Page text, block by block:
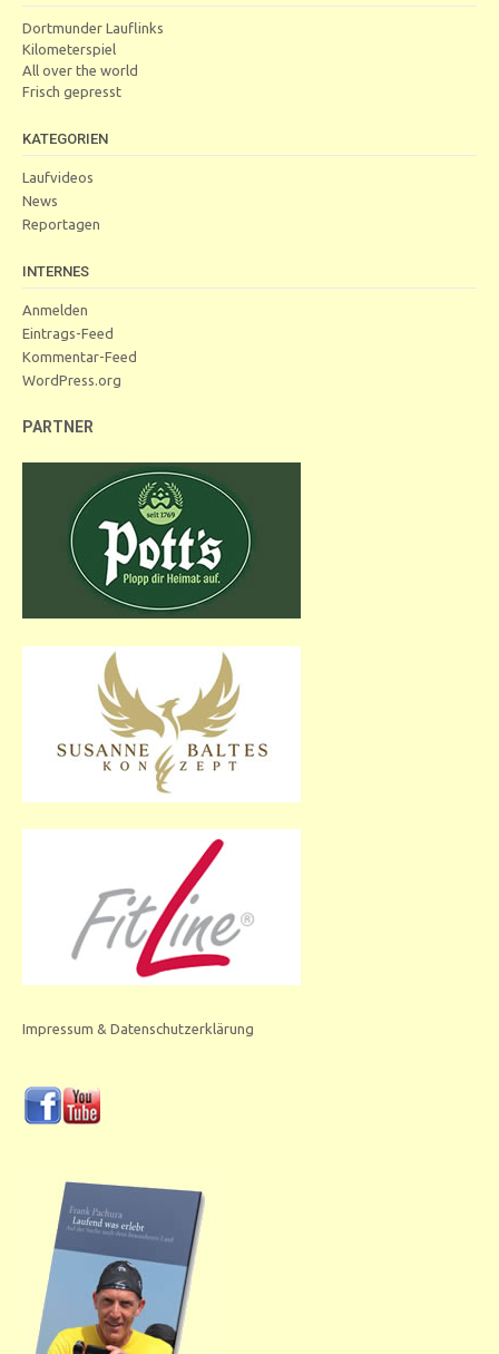
Dortmunder Lauflinks
Kilometerspiel
All over the world
Frisch gepresst
KATEGORIEN
Laufvideos
News
Reportagen
INTERNES
Anmelden
Eintrags-Feed
Kommentar-Feed
WordPress.org
PARTNER
Impressum & Datenschutzerklärung